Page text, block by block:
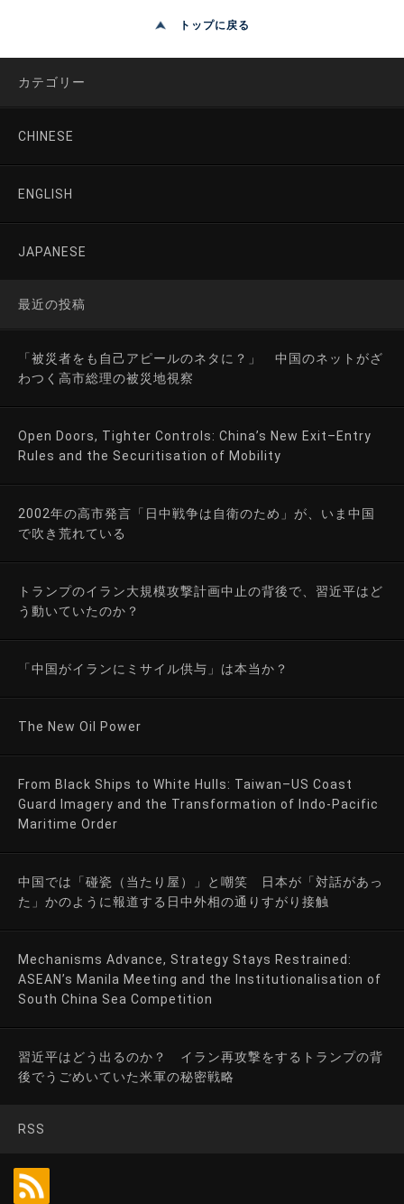
トップに戻る
カテゴリー
CHINESE
ENGLISH
JAPANESE
最近の投稿
「被災者をも自己アピールのネタに？」 中国のネットがざ
わつく高市総理の被災地視察
Open Doors, Tighter Controls: China’s New Exit–Entry
Rules and the Securitisation of Mobility
2002年の高市発言「日中戦争は自衛のため」が、いま中国
で吹き荒れている
トランプのイラン大規模攻撃計画中止の背後で、習近平はど
う動いていたのか？
「中国がイランにミサイル供与」は本当か？
The New Oil Power
From Black Ships to White Hulls: Taiwan–US Coast
Guard Imagery and the Transformation of Indo-Pacific
Maritime Order
中国では「碰瓷（当たり屋）」と嘲笑 日本が「対話があっ
た」かのように報道する日中外相の通りすがり接触
Mechanisms Advance, Strategy Stays Restrained:
ASEAN’s Manila Meeting and the Institutionalisation of
South China Sea Competition
習近平はどう出るのか？ イラン再攻撃をするトランプの背
後でうごめいていた米軍の秘密戦略
RSS